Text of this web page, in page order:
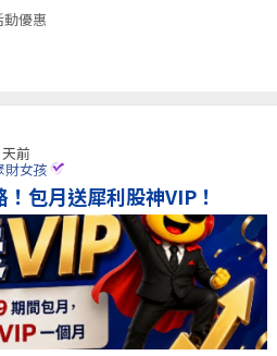
動優惠
前
財女孩
包月送犀利股神VIP！